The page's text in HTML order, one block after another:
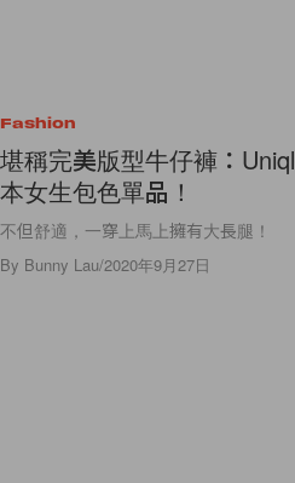
Fashion
堪稱完美版型牛仔褲：
本女生包色單品！
不但舒適，一穿上馬上擁有大長腿！
By Bunny Lau/2020年9月27日